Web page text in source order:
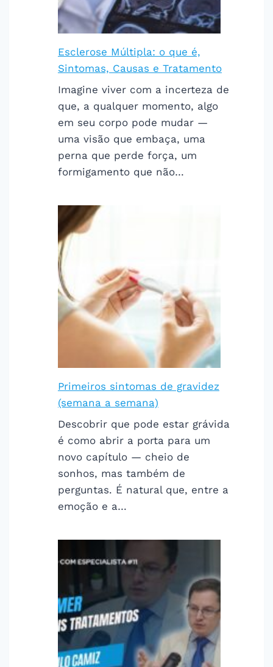
Esclerose Múltipla: o que é,
Sintomas, Causas e Tratamento
Imagine viver com a incerteza de
que, a qualquer momento, algo
em seu corpo pode mudar —
uma visão que embaça, uma
perna que perde força, um
formigamento que não…
Primeiros sintomas de gravidez
(semana a semana)
Descobrir que pode estar grávida
é como abrir a porta para um
novo capítulo — cheio de
sonhos, mas também de
perguntas. É natural que, entre a
emoção e a…